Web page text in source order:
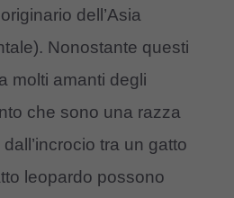
dell’Asia
Nonostante questi
molti amanti degli
che sono una razza
tra un gatto
leopardo possono